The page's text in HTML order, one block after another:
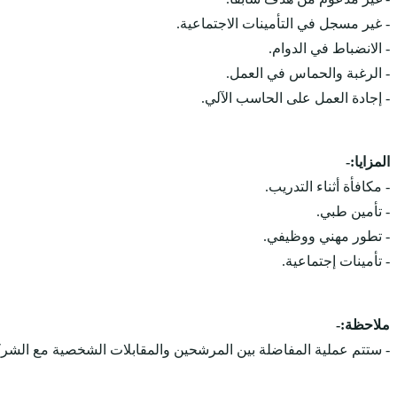
- غير مسجل في التأمينات الاجتماعية.
- الانضباط في الدوام.
- الرغبة والحماس في العمل.
- إجادة العمل على الحاسب الآلي.
المزايا:-
- مكافأة أثناء التدريب.
- تأمين طبي.
- تطور مهني ووظيفي.
- تأمينات إجتماعية.
ملاحظة:-
- ستتم عملية المفاضلة بين المرشحين والمقابلات الشخصية مع